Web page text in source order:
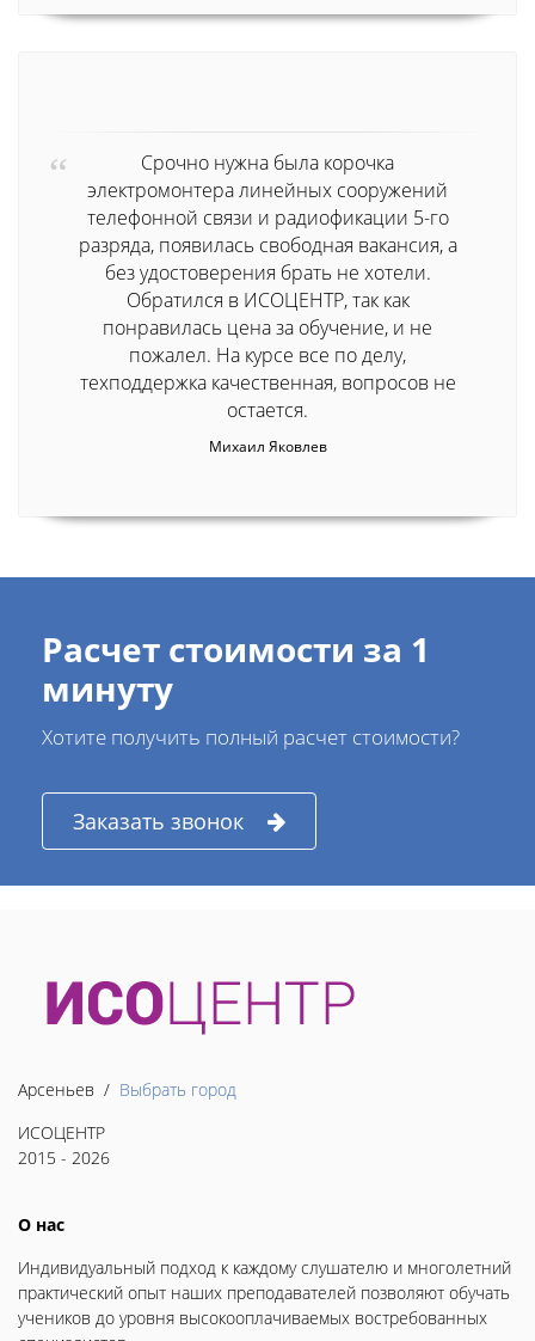
Срочно нужна была корочка
электромонтера линейных сооружений
телефонной связи и радиофикации 5-го
разряда, появилась свободная вакансия, а
без удостоверения брать не хотели.
Обратился в ИСОЦЕНТР, так как
понравилась цена за обучение, и не
пожалел. На курсе все по делу,
техподдержка качественная, вопросов не
остается.
Михаил Яковлев
Расчет стоимости за 1
минуту
Хотите получить полный расчет стоимости?
Заказать звонок
Арсеньев / Выбрать город
ИСОЦЕНТР
2015 - 2026
О нас
Индивидуальный подход к каждому слушателю и многолетний
практический опыт наших преподавателей позволяют обучать
учеников до уровня высокооплачиваемых востребованных